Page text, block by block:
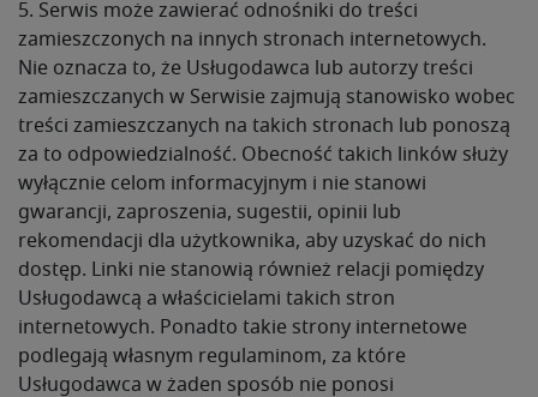
5. Serwis może zawierać odnośniki do treści
zamieszczonych na innych stronach internetowych.
Nie oznacza to, że Usługodawca lub autorzy treści
zamieszczanych w Serwisie zajmują stanowisko wobec
treści zamieszczanych na takich stronach lub ponoszą
za to odpowiedzialność. Obecność takich linków służy
wyłącznie celom informacyjnym i nie stanowi
gwarancji, zaproszenia, sugestii, opinii lub
rekomendacji dla użytkownika, aby uzyskać do nich
dostęp. Linki nie stanowią również relacji pomiędzy
Usługodawcą a właścicielami takich stron
internetowych. Ponadto takie strony internetowe
podlegają własnym regulaminom, za które
Usługodawca w żaden sposób nie ponosi